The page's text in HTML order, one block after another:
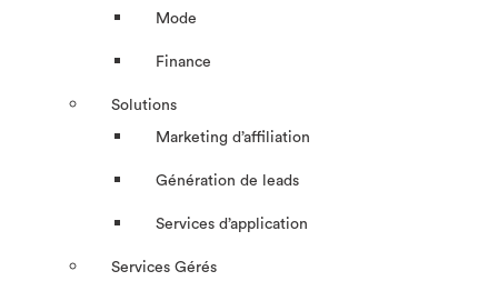
Mode
Finance
Solutions
Marketing d’affiliation
Génération de leads
Services d’application
Services Gérés